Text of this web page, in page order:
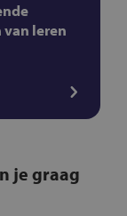
leren
je graag